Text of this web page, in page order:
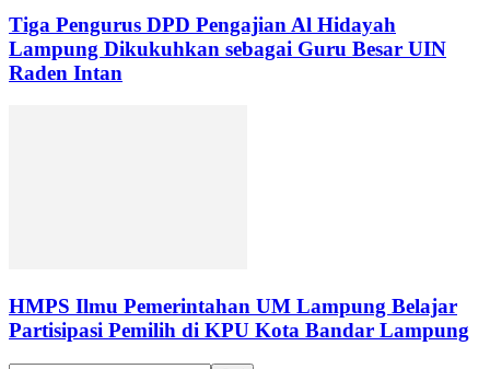
Tiga Pengurus DPD Pengajian Al Hidayah
Lampung Dikukuhkan sebagai Guru Besar UIN
Raden Intan
HMPS Ilmu Pemerintahan UM Lampung Belajar
Partisipasi Pemilih di KPU Kota Bandar Lampung